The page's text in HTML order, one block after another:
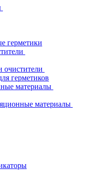
герметики
очистители
герметиков
материалы
материалы